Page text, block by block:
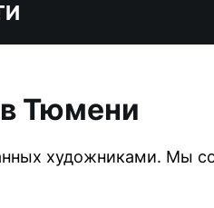
Тюмени
художниками. Мы